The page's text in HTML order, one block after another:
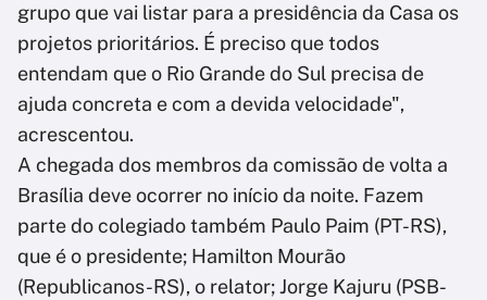
grupo que vai listar para a presidência da Casa os
projetos prioritários. É preciso que todos
entendam que o Rio Grande do Sul precisa de
ajuda concreta e com a devida velocidade",
acrescentou.
A chegada dos membros da comissão de volta a
Brasília deve ocorrer no início da noite. Fazem
parte do colegiado também Paulo Paim (PT-RS),
que é o presidente; Hamilton Mourão
(Republicanos-RS), o relator; Jorge Kajuru (PSB-